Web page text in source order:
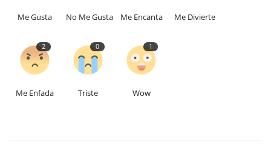
Me Gusta No Me Gusta Me Encanta Me Divierte
2
Me Enfada
0
Triste
1
Wow